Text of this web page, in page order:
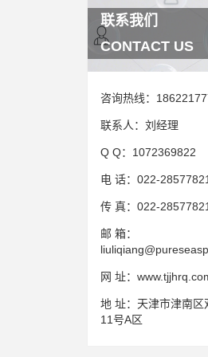
联系我们
CONTACT US
咨询热线：
联系人： 刘经理
Q Q： 1072369822
电 话： 022-
传 真： 022-
邮 箱：
网 址：
地 址： 天津市津南区
11号A区